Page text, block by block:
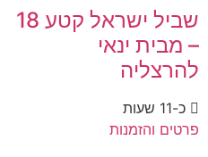
שביל ישראל קטע 18
– מבית ינאי
להרצליה
כ-11 שעות
פרטים והזמנות